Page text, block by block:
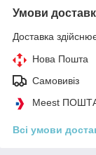
Умови
Доставка
Нова Пошта
Самовивіз
Meest
Всі умови